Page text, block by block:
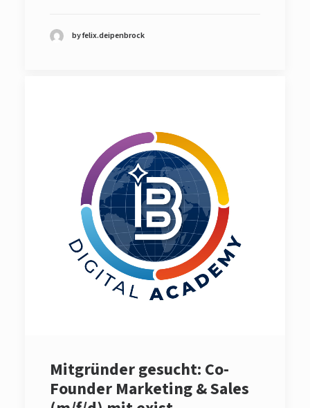
by felix.deipenbrock
Mitgründer gesucht: Co-
Founder Marketing & Sales